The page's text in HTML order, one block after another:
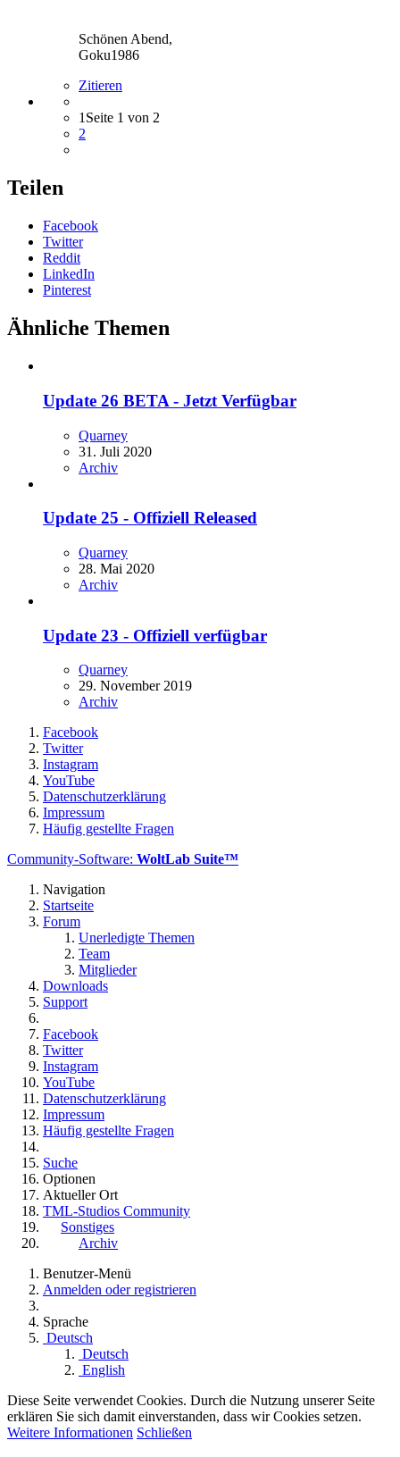
Schönen Abend,
Goku1986
Zitieren
1Seite 1 von 2
2
Teilen
Facebook
Twitter
Reddit
LinkedIn
Pinterest
Ähnliche Themen
Update 26 BETA - Jetzt Verfügbar
Quarney
31. Juli 2020
Archiv
Update 25 - Offiziell Released
Quarney
28. Mai 2020
Archiv
Update 23 - Offiziell verfügbar
Quarney
29. November 2019
Archiv
Facebook
Twitter
Instagram
YouTube
Datenschutzerklärung
Impressum
Häufig gestellte Fragen
Community-Software: WoltLab Suite™
Navigation
Startseite
Forum
Unerledigte Themen
Team
Mitglieder
Downloads
Support
Facebook
Twitter
Instagram
YouTube
Datenschutzerklärung
Impressum
Häufig gestellte Fragen
Suche
Optionen
Aktueller Ort
TML-Studios Community
Sonstiges
Archiv
Benutzer-Menü
Anmelden oder registrieren
Sprache
Deutsch
Deutsch
English
Diese Seite verwendet Cookies. Durch die Nutzung unserer Seite
erklären Sie sich damit einverstanden, dass wir Cookies setzen.
Weitere Informationen Schließen